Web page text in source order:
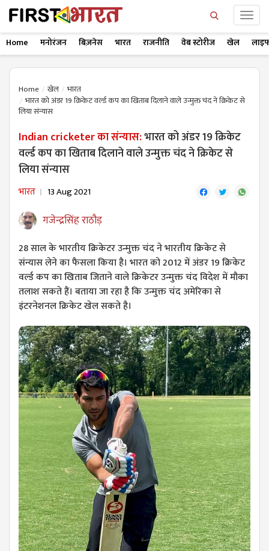
Home मनोरंजन बिज़नेस भारत राजनीति वेब स्टोरीज खेल
Home खेल
भारत
भारत को अंडर 19 ​क्रिकेट वर्ल्ड कप का खिताब दिलाने वाले उन्मुक्त चंद ने क्रिकेट से
लिया संन्यास
Indian cricketer का संन्यास:भारत को अंडर 19 ​क्रिकेट
वर्ल्ड कप का खिताब दिलाने वाले उन्मुक्त चंद ने क्रिकेट से
लिया संन्यास
भारत 13 Aug 2021
गजेन्द्रसिंह राठौड़
28 साल के भारतीय क्रिकेटर उन्मुक्त चंद ने भारतीय क्रिकेट से
संन्यास लेने का फैसला किया है। भारत को 2012 में अंडर 19 क्रिकेट
वर्ल्ड कप का खिताब जिताने वाले क्रिकेटर उन्मुक्त चंद विदेश में मौका
तलाश सकते हैं। बताया जा रहा है कि उन्मुक्त चंद अमेरिका से
इंटरनेशनल क्रिकेट खेल सकते है।